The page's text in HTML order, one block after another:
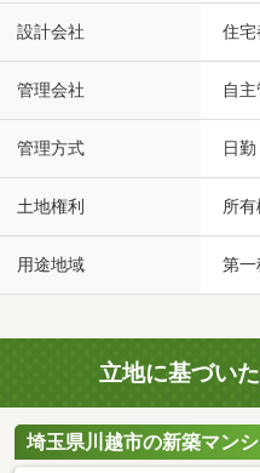
設計会社 住宅
管理会社 自
管理方式 日勤
土地権利 所有
用途地域 第一
立地に基づい
埼玉県川越市の新築マン